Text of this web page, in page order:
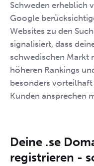
Schweden erheblich
Google
Websites zu den
signalisiert, dass
schwedischen Markt
höheren Rankings
besonders
Kunden ansprechen
Deine .se
registrieren -